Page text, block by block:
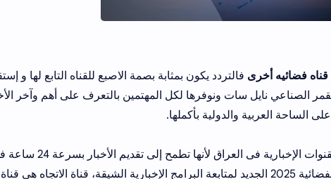
فضائيه أخرى فالتردد يكون بمثابة بصمة الاصبع للقناه التابع لها و
الإخبارية العراقية 2025 على القمر الصناعي نايل سات ونوفرها لكل المهتمين بالتعرف على أهم وآخر
الساحة العربية والدولية بأكملها.
لأن قناة الإتجاه أصبحت من افضل وأهم القنوات الإخبارية فى العراق لأنها تطمح إلى
اليـوم, و حيث ان يُمكنك تردد قناة الاتجاه الفضائية 2025 الجديد لمتابعة البرامج الإخبارية الشيقة، قناة الاتجاه هي قناة